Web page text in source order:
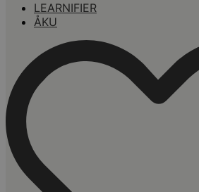
LEARNIFIER
ÅKU